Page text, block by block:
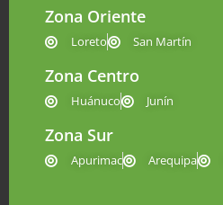
Zona Oriente
Loreto San Martín
Zona Centro
Huánuco Junín
Zona Sur
Apurimac Arequipa